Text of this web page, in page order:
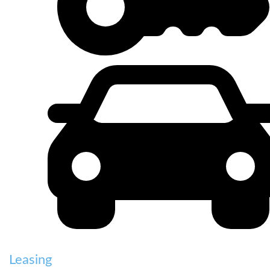
Leasing